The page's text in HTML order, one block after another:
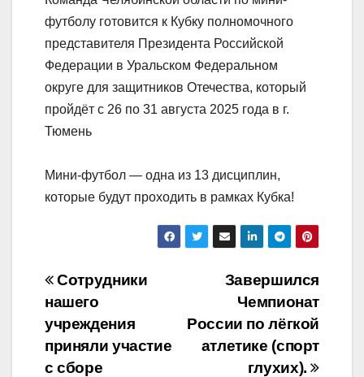
футболу готовится к Кубку полномочного
представителя Президента Российской
Федерации в Уральском Федеральном
округе для защитников Отечества, который
пройдёт с 26 по 31 августа 2025 года в г.
Тюмень
Мини-футбол — одна из 13 дисциплин,
которые будут проходить в рамках Кубка!
Навигация
по
записям
Завершился
Чемпионат
России по лёгкой
атлетике (спорт
глухих).
Сотрудники
нашего
учреждения
приняли участие
с сборе